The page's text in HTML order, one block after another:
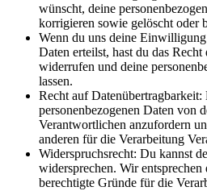
wünscht, deine
korrigieren sowie gelöscht oder
Wenn du uns deine
Daten erteilst, hast du das
widerrufen und deine
lassen.
Recht auf Datenübertragbarkeit:
personenbezogenen Daten von
Verantwortlichen anzufordern
anderen für die Verarbeitung
Widerspruchsrecht: Du kannst
widersprechen. Wir entsprechen
berechtigte Gründe für die